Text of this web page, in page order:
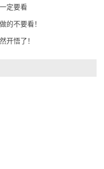
定要看
的不要看！
开悟了！